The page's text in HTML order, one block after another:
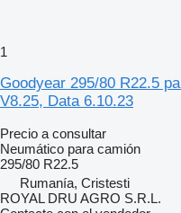
1
Goodyear 295/80 R22.5
V8.25, Data 6.10.23
Precio a consultar
Neumático para camión
295/80 R22.5
Rumanía, Cristesti
ROYAL DRU AGRO S.R.L.